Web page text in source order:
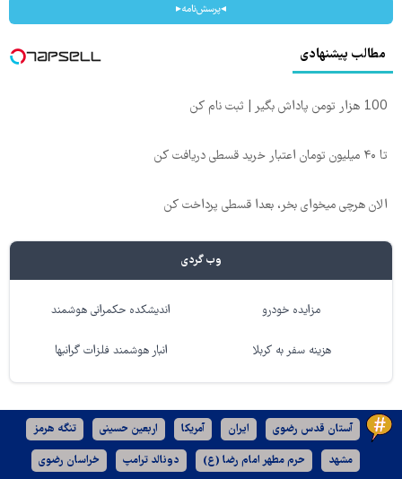
◂پرسش‌نامه▸
مطالب پیشنهادی
100 هزار تومن پاداش بگیر | ثبت نام کن
تا ۴۰ میلیون تومان اعتبار خرید قسطی دریافت کن
الان هرچی میخوای بخر، بعدا قسطی پرداخت کن
وب گردی
مزایده خودرو اندیشکده حکمرانی هوشمند
هزینه سفر به کربلا انبار هوشمند فلزات گرانبها
آستان قدس رضوی ایران آمریکا اربعین حسینی تنگه هرمز
مشهد حرم مطهر امام رضا (ع) دونالد ترامپ خراسان رضوی